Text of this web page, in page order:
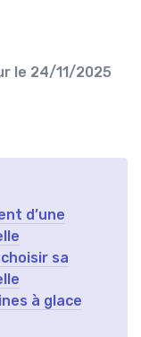
le 24/11/2025
d’une
sa
à glace